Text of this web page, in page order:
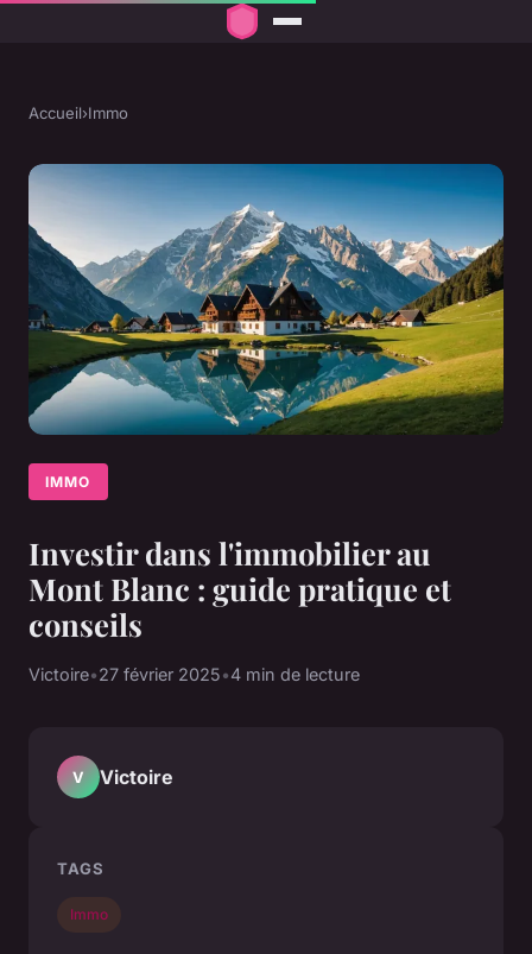
Accueil›Immo
IMMO
Investir dans l'immobilier au
Mont Blanc : guide pratique et
conseils
Victoire•27 février 2025•4 min de lecture
V Victoire
TAGS
Immo